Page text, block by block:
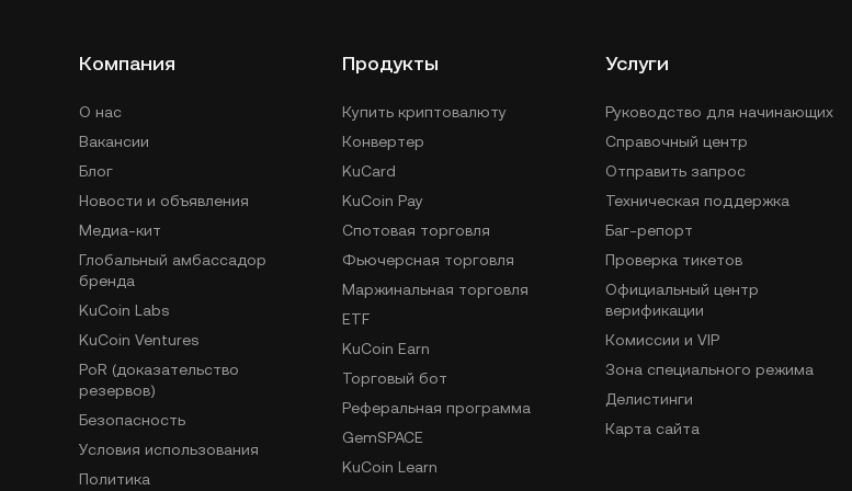
Компания
О нас
Вакансии
Блог
Новости и объявления
Медиа-кит
Глобальный амбассадор
бренда
KuCoin Labs
KuCoin Ventures
PoR (доказательство
резервов)
Безопасность
Условия использования
Политика
Продукты
Купить криптовалюту
Конвертер
KuCard
KuCoin Pay
Спотовая торговля
Фьючерсная торговля
Маржинальная торговля
ETF
KuCoin Earn
Торговый бот
Реферальная программа
GemSPACE
KuCoin Learn
Услуги
Руководство для начинающих
Справочный центр
Отправить запрос
Техническая поддержка
Баг-репорт
Проверка тикетов
Официальный центр
верификации
Комиссии и VIP
Зона специального режима
Делистинги
Карта сайта